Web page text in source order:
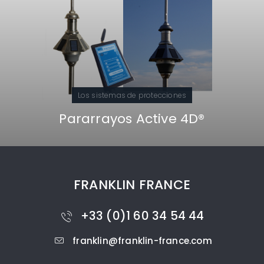
Los sistemas de protecciones
Pararrayos Active 4D®
FRANKLIN FRANCE
+33 (0)1 60 34 54 44
franklin@franklin-france.com